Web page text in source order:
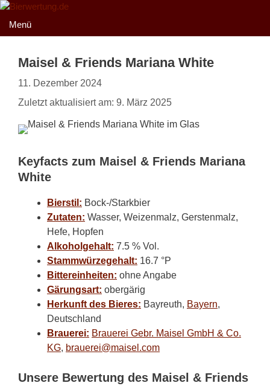
Zum
Inhalt
springen
Menü
Maisel & Friends Mariana White
11. Dezember 2024
Zuletzt aktualisiert am: 9. März 2025
Keyfacts zum Maisel & Friends Mariana
White
Bierstil: Bock-/Starkbier
Zutaten: Wasser, Weizenmalz, Gerstenmalz,
Hefe, Hopfen
Alkoholgehalt: 7.5 % Vol.
Stammwürzegehalt: 16.7 °P
Bittereinheiten: ohne Angabe
Gärungsart: obergärig
Herkunft des Bieres: Bayreuth, Bayern,
Deutschland
Brauerei: Brauerei Gebr. Maisel GmbH & Co.
KG, brauerei@maisel.com
Unsere Bewertung des Maisel & Friends